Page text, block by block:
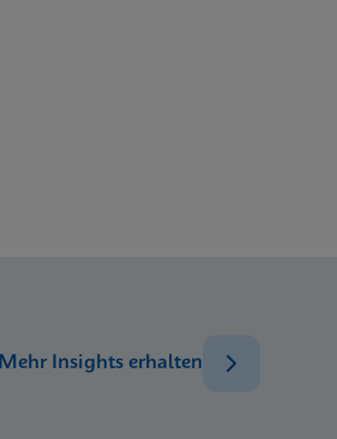
Mehr Insights erhalten